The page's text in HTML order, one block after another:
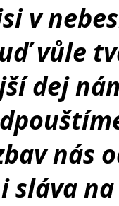
v
vůle
dej
nás
na